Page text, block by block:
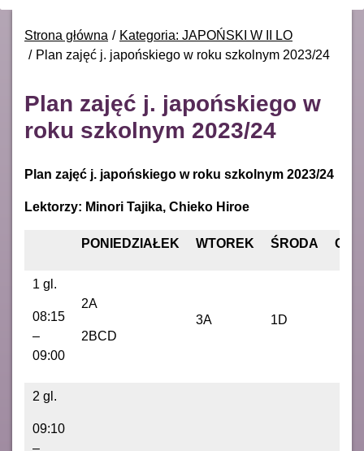
Strona główna
Kategoria: JAPOŃSKI W II LO
Plan zajęć j. japońskiego w roku szkolnym 2023/24
Plan zajęć j. japońskiego w
roku szkolnym 2023/24
Plan zajęć j. japońskiego w roku szkolnym 2023/24
Lektorzy: Minori Tajika, Chieko Hiroe
PONIEDZIAŁEK WTOREK ŚRODA
1 gl.
08:15
–
09:00
2A
2BCD
3A 1D
2 gl.
09:10
–